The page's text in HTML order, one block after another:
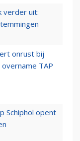
verder uit:
onrust bij
TAP
Schiphol opent